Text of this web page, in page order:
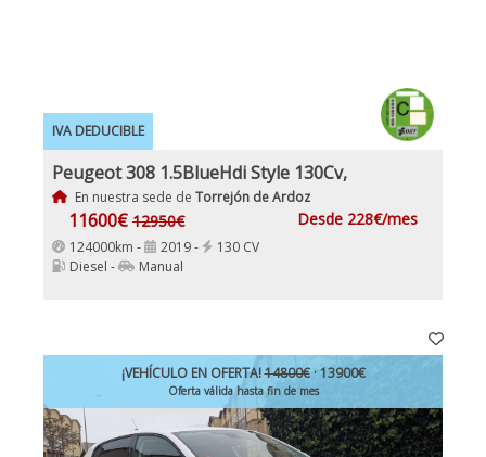
IVA DEDUCIBLE
Peugeot 308 1.5BlueHdi Style 130Cv,
En nuestra sede de Torrejón de Ardoz
11600€ 12950€ Desde 228€/mes
124000km - 2019 -
130 CV
Diesel -
Manual
¡VEHÍCULO EN OFERTA!14800€· 13900€
Oferta válida hasta fin de mes